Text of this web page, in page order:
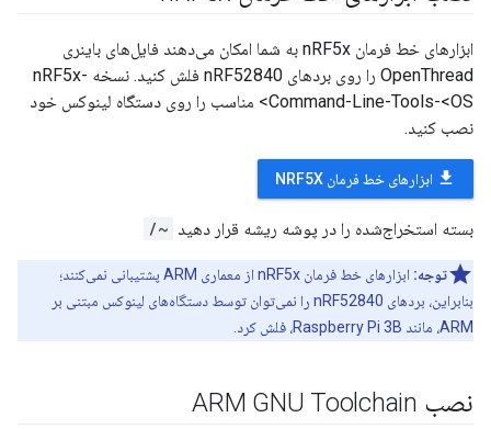
ابزارهای خط فرمان nRF5x به شما امکان می‌دهند فایل‌های باینری
OpenThread را روی بردهای nRF52840 فلش کنید. نسخه nRF5x-
Command-Line-Tools-<OS> مناسب را روی دستگاه لینوکس خود
نصب کنید.
file_download ابزارهای خط فرمان NRF5X
بسته استخراج‌شده را در پوشه ریشه قرار دهید ~/
توجه:
ابزارهای خط فرمان nRF5x از معماری ARM پشتیبانی نمی‌کنند؛
بنابراین، بردهای nRF52840 را نمی‌توان توسط دستگاه‌های لینوکس مبتنی بر
ARM، مانند Raspberry Pi 3B، فلش کرد.
نصب ARM GNU Toolchain